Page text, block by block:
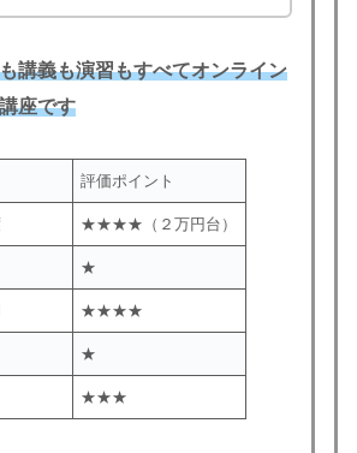
も講義も演習もすべてオンライン
座です
評価ポイント
ル度 ★★★★（２万円台）
★
★★★★
★
★★★